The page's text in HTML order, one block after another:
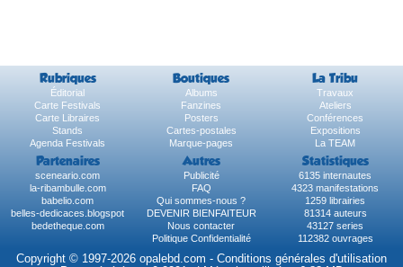
Rubriques Boutiques La Tribu
Éditorial Albums
Travaux
Carte Festivals
Fanzines
Ateliers
Carte Libraires
Posters
Conférences
Stands
Cartes-postales
Expositions
Agenda Festivals
Marque-pages La TEAM
Partenaires Autres Statistiques
sceneario.com Publicité
6135 internautes
la-ribambulle.com
FAQ
4323 manifestations
babelio.com
Qui sommes-nous ?
1259 librairies
belles-dedicaces.blogspot
DEVENIR BIENFAITEUR
81314 auteurs
bedetheque.com
Nous contacter
43127 series
Politique Confidentialité
112382 ouvrages
Copyright © 1997-2026 opalebd.com - Conditions générales d'utilisation